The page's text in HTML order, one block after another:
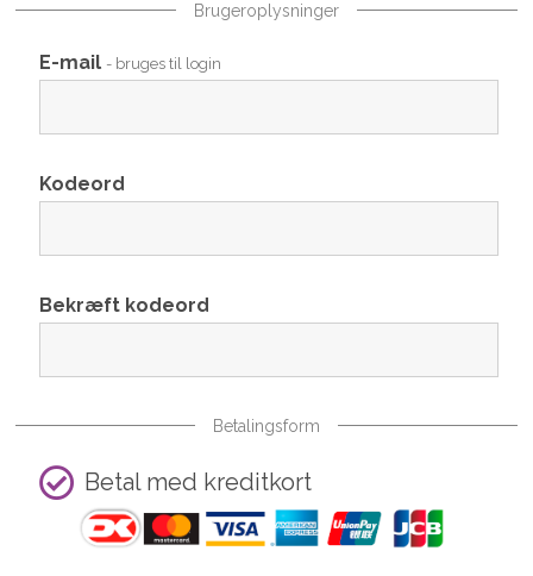
Brugeroplysninger
E-mail - bruges til login
Kodeord
Bekræft kodeord
Betalingsform
Betal med kreditkort